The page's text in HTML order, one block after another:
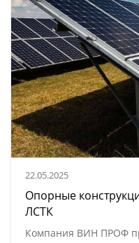
22.05.2025
Опорные
ЛСТК
Компания ВИН ПРОФ